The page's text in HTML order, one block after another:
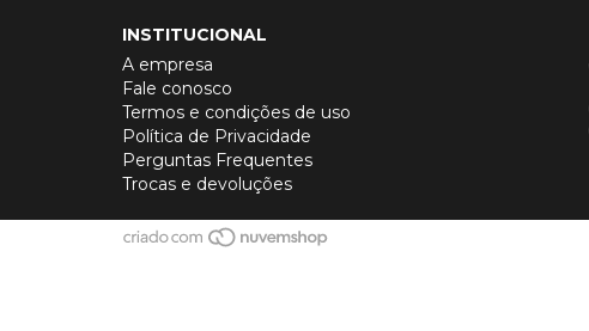
INSTITUCIONAL
A empresa
Fale conosco
Termos e condições de uso
Política de Privacidade
Perguntas Frequentes
Trocas e devoluções